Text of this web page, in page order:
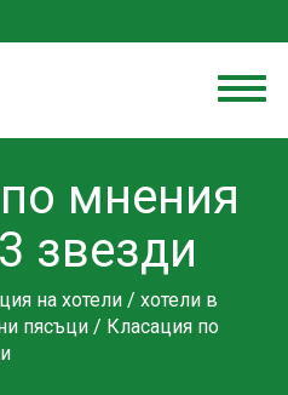
мнения
звезди
на хотели/ хотели в
пясъци/ Класация по